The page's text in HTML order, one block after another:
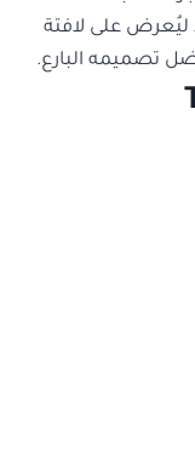
على لافتة
تصميمه البارع.